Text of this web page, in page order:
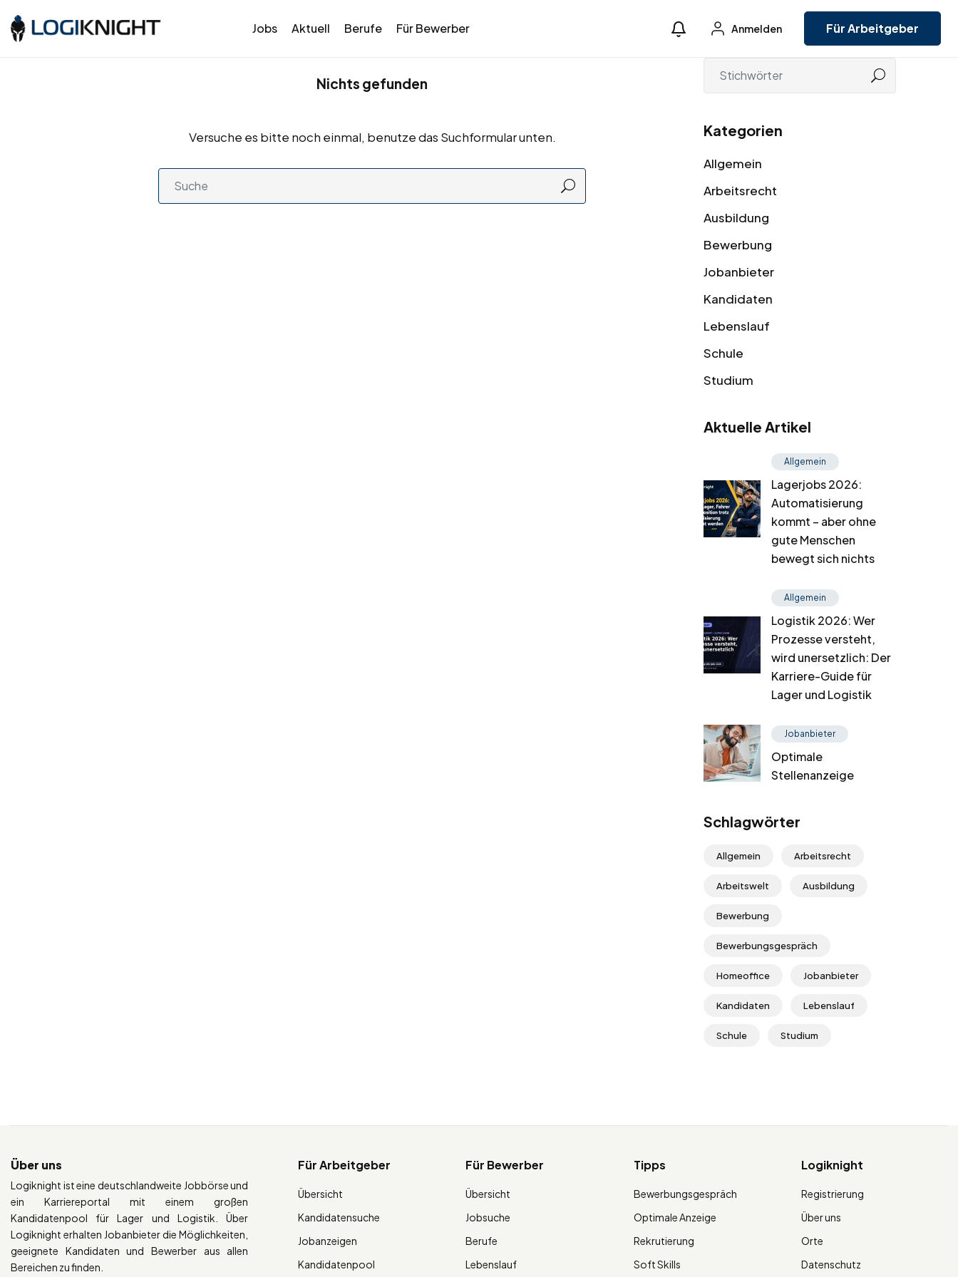
Jobs Aktuell Berufe Für Bewerber Anmelden Für Arbeitgeber
Nichts gefunden
Versuche es bitte noch einmal, benutze das Suchformular unten. Kategorien
Allgemein
Arbeitsrecht
Ausbildung
Bewerbung
Jobanbieter
Kandidaten
Lebenslauf
Schule
Studium
Aktuelle Artikel
Allgemein
Lagerjobs 2026:
Automatisierung
kommt – aber ohne
gute Menschen
bewegt sich nichts
Allgemein
Logistik 2026: Wer
Prozesse versteht,
wird unersetzlich: Der
Karriere-Guide für
Lager und Logistik
Jobanbieter
Optimale
Stellenanzeige
Schlagwörter
Allgemein Arbeitsrecht
Arbeitswelt Ausbildung
Bewerbung
Bewerbungsgespräch
Homeoffice Jobanbieter
Kandidaten Lebenslauf
Schule Studium
Über uns
Logiknight ist eine deutschlandweite Jobbörse und
ein Karriereportal mit einem großen
Kandidatenpool für Lager und Logistik. Über
Logiknight erhalten Jobanbieter die Möglichkeiten,
geeignete Kandidaten und Bewerber aus allen
Bereichen zu finden.
Für Arbeitgeber
Übersicht
Kandidatensuche
Jobanzeigen
Kandidatenpool
Für Bewerber
Übersicht
Jobsuche
Berufe
Lebenslauf
Tipps
Bewerbungsgespräch
Optimale Anzeige
Rekrutierung
Soft Skills
Logiknight
Registrierung
Über uns
Orte
Datenschutz